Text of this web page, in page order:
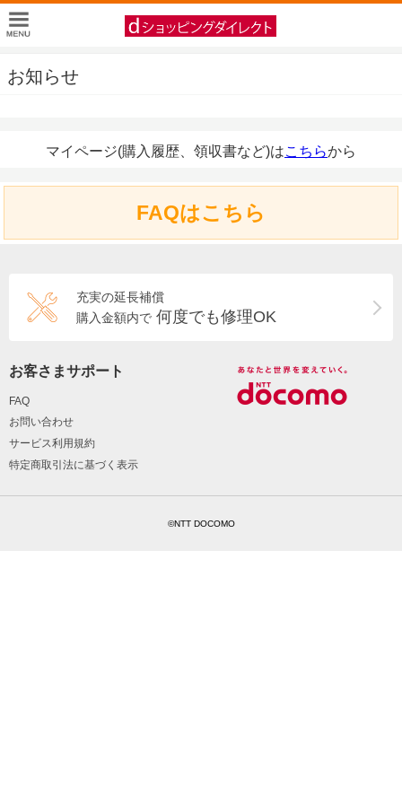
お知らせ
マイページ(購入履歴、領収書など)はこちらから
FAQはこちら
充実の延長補償
購入金額内で 何度でも修理OK
お客さまサポート
FAQ
お問い合わせ
サービス利用規約
特定商取引法に基づく表示
©NTT DOCOMO